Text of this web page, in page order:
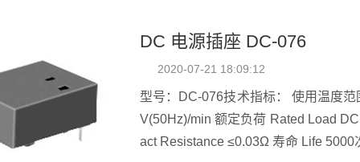
DC 电源插座 DC-076
2020-07-21 18:09:12
型号：DC-076技术指标： 使用温度范围 Temperature -30～70℃ 耐压 Withstand Voltage AC500
V(50Hz)/min 额定负荷 Rated Load DC 30V 0.5A 插拔力 Actuating Force 3～20N 接触电阻 Cont